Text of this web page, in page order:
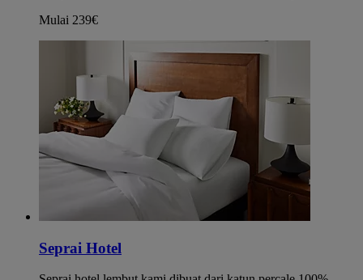
Mulai 239€
Seprai Hotel